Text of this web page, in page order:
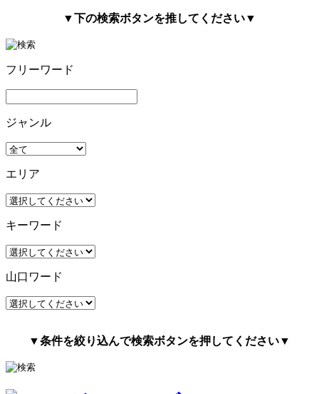
▼下の検索ボタンを推してください▼
フリーワード
ジャンル
エリア
キーワード
山口ワード
▼条件を絞り込んで検索ボタンを押してください▼